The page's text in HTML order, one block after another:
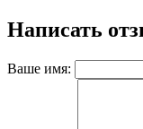
Написать
Ваше имя: